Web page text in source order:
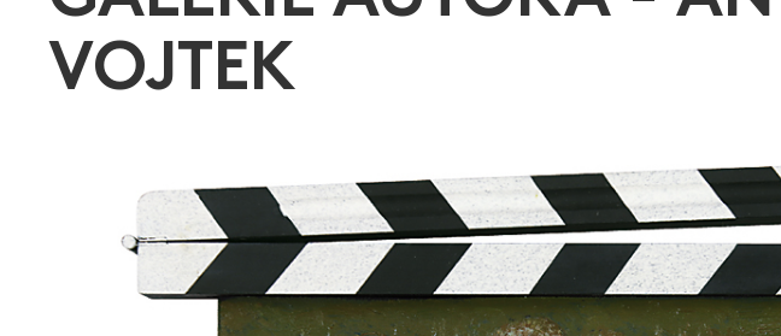
Galerie filmových klapek
O projektu
Aktuální výstavy
Aukce filmových klapek
VOJTEK